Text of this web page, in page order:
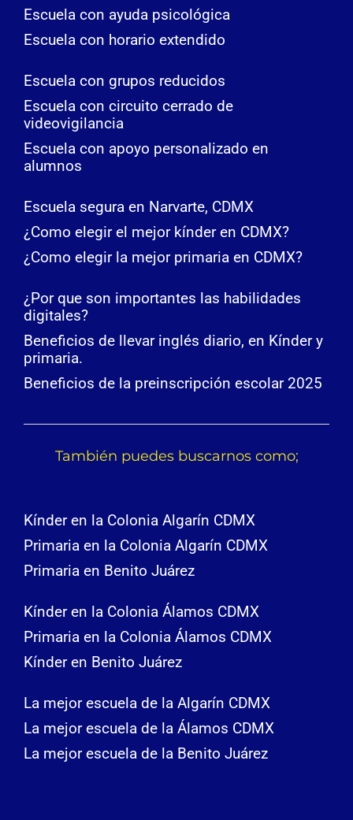
Escuela con ayuda psicológica
Escuela con horario extendido
Escuela con grupos reducidos
Escuela con circuito cerrado de
videovigilancia
Escuela con apoyo personalizado en
alumnos
Escuela segura en Narvarte, CDMX
¿Como elegir el mejor kínder en CDMX?
¿Como elegir la mejor primaria en CDMX?
¿Por que son importantes las habilidades
digitales?
Beneficios de llevar inglés diario, en Kínder y
primaria.
Beneficios de la preinscripción escolar 2025
También puedes buscarnos como;
Kínder en la Colonia Algarín CDMX
Primaria en la Colonia Algarín CDMX
Primaria en Benito Juárez
Kínder en la Colonia Álamos CDMX
Primaria en la Colonia Álamos CDMX
Kínder en Benito Juárez
La mejor escuela de la Algarín CDMX
La mejor escuela de la Álamos CDMX
La mejor escuela de la Benito Juárez